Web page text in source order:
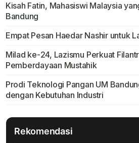
Kisah Fatin, Mahasiswi Malaysia
Bandung
Empat Pesan Haedar Nashir untuk
Milad ke-24, Lazismu Perkuat
Pemberdayaan Mustahik
Prodi Teknologi Pangan UM
dengan Kebutuhan Industri
Rekomendasi